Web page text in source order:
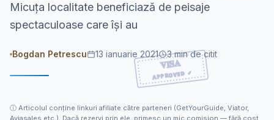
Micuța localitate beneficiază de peisaje
spectaculoase care își au
Bogdan Petrescu 13 ianuarie 2021 3min de citit
ⓘ Articolul conține linkuri afiliate către parteneri (GetYourGuide, Viator,
Aviasales etc.). Dacă rezervi prin ele, primesc un mic comision — fără cost